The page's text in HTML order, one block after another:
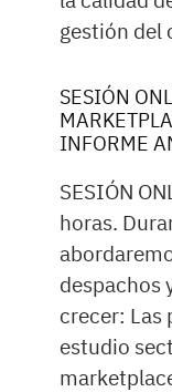
gestión del
SESIÓN
INFORME
SESIÓN
horas.
despachos
crecer: Las
estudio